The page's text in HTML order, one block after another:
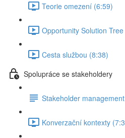
Teorie omezení (6:59)
Opportunity Solution
Cesta službou (8:38)
Spolupráce se stakeholdery
Stakeholder management
Konverzační kontexty